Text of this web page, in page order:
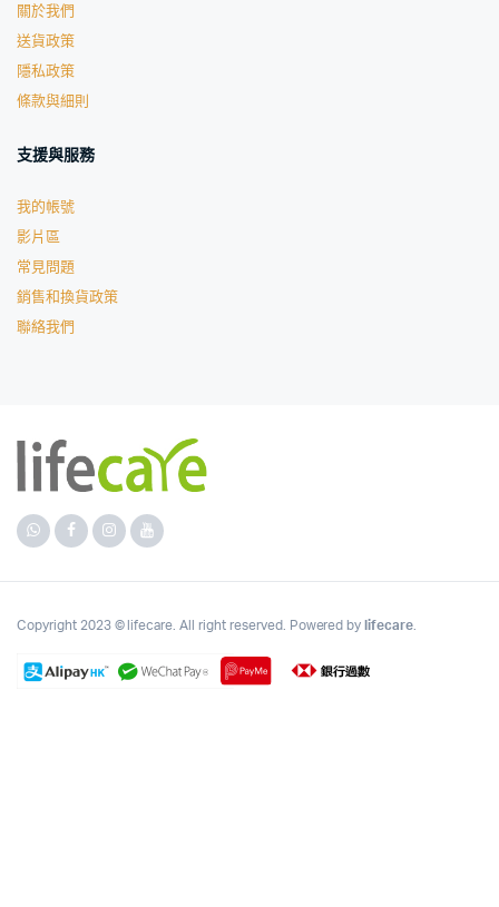
關於我們
送貨政策
隱私政策
條款與細則
支援與服務
我的帳號
影片區
常見問題
銷售和換貨政策
聯絡我們
Copyright 2023 © lifecare. All right reserved. Powered by lifecare